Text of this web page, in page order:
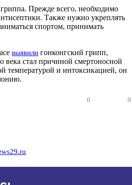
Прежде всего, необходимо
Также нужно укреплять
спортом, принимать
выявили гонконгский грипп,
века стал причиной смертоносной
температурой и интоксикацией, он
0 0